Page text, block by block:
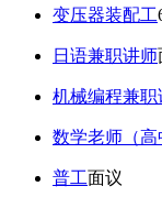
变压器装配工
日语兼职讲师
机械编程兼职
数学老师（高
普工面议